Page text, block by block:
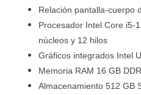
Relación pantalla-cuerpo
Procesador Intel Core i5-
núcleos y 12 hilos
Gráficos integrados Intel
Memoria RAM 16 GB
Almacenamiento 512 GB